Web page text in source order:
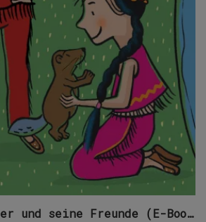
Der kleine Biber und seine Freunde (E-Book)